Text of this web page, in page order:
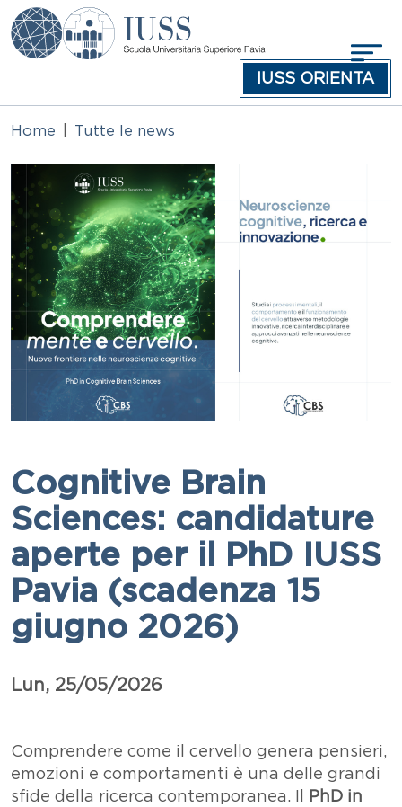
Salta al contenuto principale
IUSS ORIENTA
Home Tutte le news
Immagine
Cognitive Brain
Sciences: candidature
aperte per il PhD IUSS
Pavia (scadenza 15
giugno 2026)
Data
Lun, 25/05/2026
Paragrafo
Testo
Comprendere come il cervello genera pensieri,
emozioni e comportamenti è una delle grandi
sfide della ricerca contemporanea. Il
PhD in